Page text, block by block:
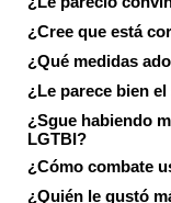
¿Cree que está
¿Qué medidas
¿Le parece bien
¿Sgue habiendo
LGTBI?
¿Cómo combate
¿Quién le gustó